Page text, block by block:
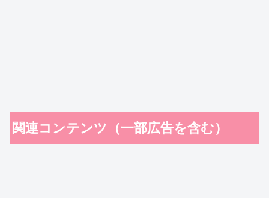
関連コンテンツ（一部広告を含む）